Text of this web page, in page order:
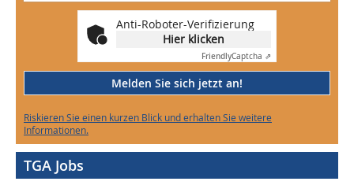
Anti-Roboter-Verifizierung
Hier klicken
FriendlyCaptcha ⇗
Melden Sie sich jetzt an!
Riskieren Sie einen kurzen Blick und erhalten Sie weitere
Informationen.
TGA Jobs